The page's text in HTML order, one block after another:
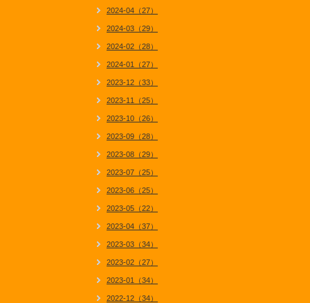
2024-04（27）
2024-03（29）
2024-02（28）
2024-01（27）
2023-12（33）
2023-11（25）
2023-10（26）
2023-09（28）
2023-08（29）
2023-07（25）
2023-06（25）
2023-05（22）
2023-04（37）
2023-03（34）
2023-02（27）
2023-01（34）
2022-12（34）